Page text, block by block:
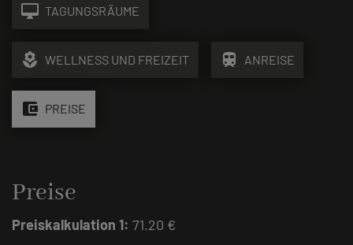
desktop_mac TAGUNGSRÄUME
local_florist WELLNESS UND FREIZEIT train ANREISE
account_balance_wallet PREISE
Preise
Preiskalkulation 1: 71.20 €